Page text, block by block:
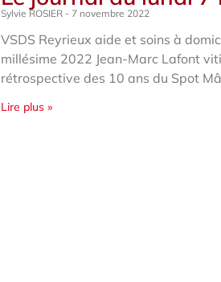
Sylvie ROSIER 7 novembre 2022
VSDS Reyrieux aide et soins à
millésime 2022 Jean-Marc Lafont
rétrospective des 10 ans du Spot
Lire plus »